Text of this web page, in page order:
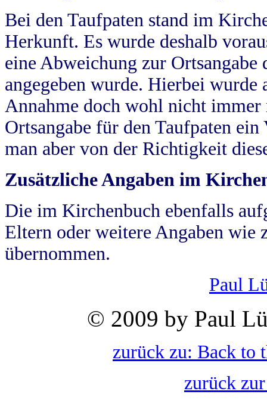
Bei den Taufpaten stand im
Herkunft. Es wurde deshalb
eine Abweichung zur
angegeben wurde. Hierbei wurde
Annahme doch wohl nicht
Ortsangabe für den Taufpaten
man aber von der Richtigkeit
Zusätzliche Angaben im
Die im Kirchenbuch ebenfalls
Eltern oder weitere Angaben wie
übernommen.
Paul
© 2009 by Paul
zurück zu: Back to
zurück